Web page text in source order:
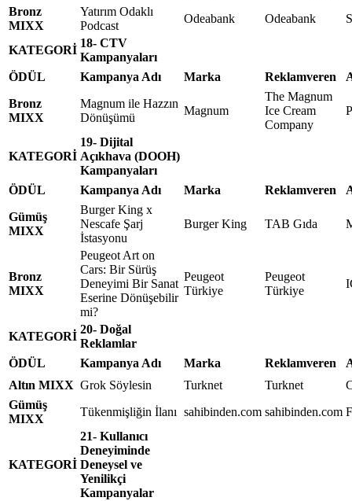
Bronz
MIXX
Yatırım Odaklı
Podcast
Odeabank Odeabank
KATEGORİ
18- CTV
Kampanyaları
ÖDÜL
Kampanya Adı Marka Reklamveren
Bronz
MIXX
Magnum ile Hazzın
Dönüşümü
Magnum
The Magnum
Ice Cream
Company
KATEGORİ
19- Dijital
Açıkhava (DOOH)
Kampanyaları
ÖDÜL
Kampanya Adı Marka Reklamveren
Gümüş
MIXX
Burger King x
Nescafe Şarj
İstasyonu
Burger King TAB Gıda
Bronz
MIXX
Peugeot Art on
Cars: Bir Sürüş
Deneyimi Bir Sanat
Eserine Dönüşebilir
mi?
Peugeot
Türkiye
Peugeot
Türkiye
KATEGORİ
20- Doğal
Reklamlar
ÖDÜL
Kampanya Adı Marka Reklamveren
Altın MIXX Grok Söylesin Turknet Turknet
Gümüş
MIXX
Tükenmişliğin İlanı sahibinden.com sahibinden.com
KATEGORİ
21- Kullanıcı
Deneyiminde
Deneysel ve
Yenilikçi
Kampanyalar